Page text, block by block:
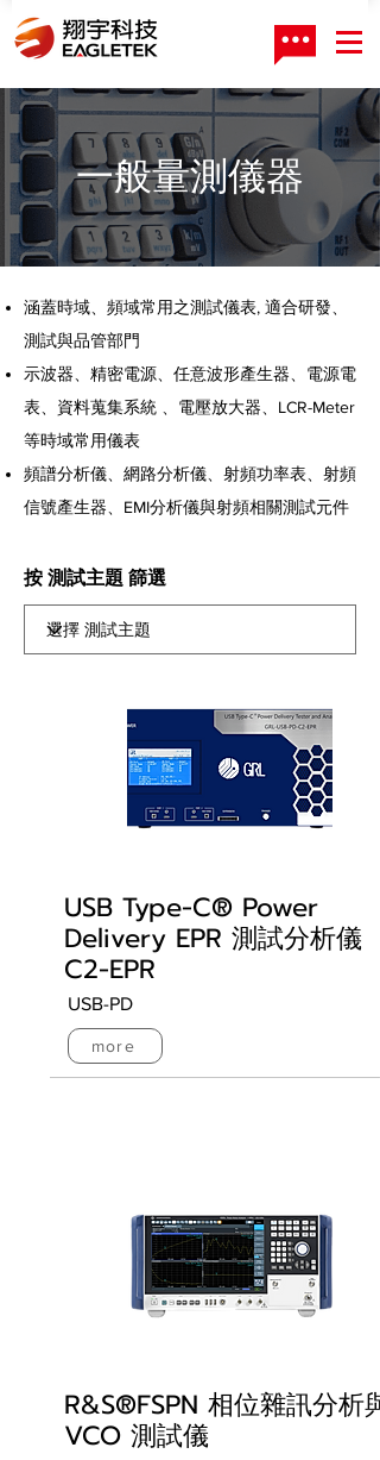
一般量測儀器
​涵蓋時域、頻域常用之測試儀表, 適合研發、
測試與品管部門
示波器、精密電源、任意波形產生器、電源電
表、資料蒐集系統 、電壓放大器、LCR-Meter
等時域常用儀表
頻譜分析儀、網路分析儀、射頻功率表、射頻
信號產生器、EMI分析儀與射頻相關測試元件
按 測試主題 篩選
USB Type-C® Power
Delivery EPR 測試分析儀
C2-EPR
USB-PD
more
R&S®FSPN 相位雜訊分析與
VCO 測試儀